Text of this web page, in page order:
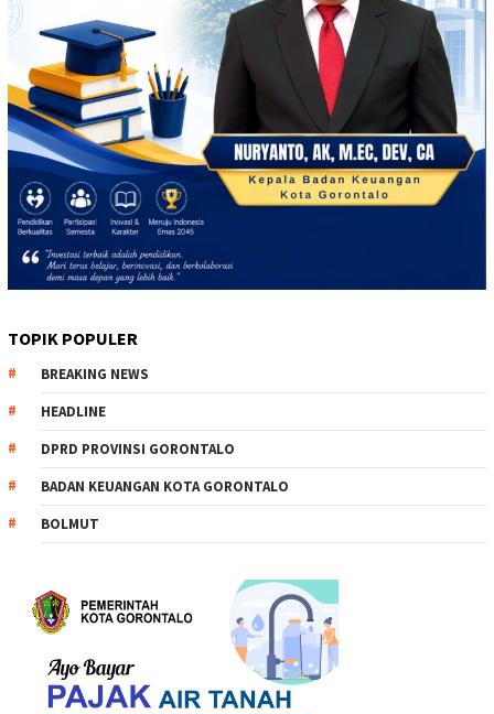
TOPIK POPULER
BREAKING NEWS
HEADLINE
DPRD PROVINSI GORONTALO
BADAN KEUANGAN KOTA GORONTALO
BOLMUT